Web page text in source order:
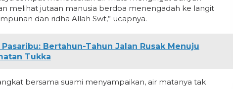
melihat jutaan manusia berdoa menengadah ke langit
dan ridha Allah Swt,” ucapnya.
Pasaribu: Bertahun-Tahun Jalan Rusak Menuju
Tukka
bersama suami menyampaikan, air matanya tak